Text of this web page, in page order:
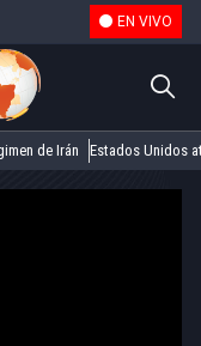
EN VIVO
de Irán Estados Unidos